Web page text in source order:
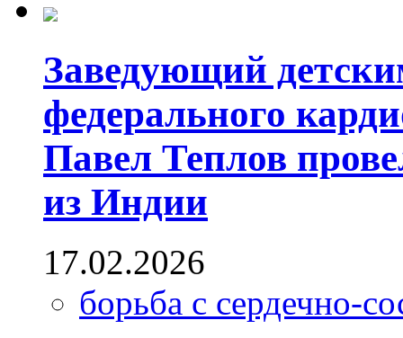
Заведующий
федерального
Павел Теплов
из Индии
17.02.2026
борьба с сердечно-